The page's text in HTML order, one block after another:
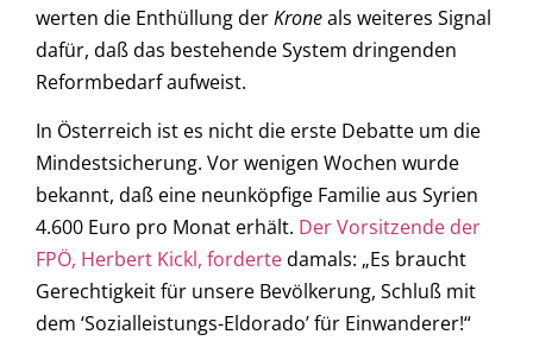
werten die Enthüllung derKroneals weiteres Signal
dafür, daß das bestehende System dringenden
Reformbedarf aufweist.
In Österreich ist es nicht die erste Debatte um die
Mindestsicherung. Vor wenigen Wochen wurde
bekannt, daß eine neunköpfige Familie aus Syrien
4.600 Euro pro Monat erhält. Der Vorsitzende der
FPÖ, Herbert Kickl, fordertedamals: „Es braucht
Gerechtigkeit für unsere Bevölkerung, Schluß mit
dem ‘Sozialleistungs-Eldorado’ für Einwanderer!“